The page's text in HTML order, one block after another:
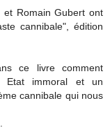
et Romain Gubert ont
cannibale", édition
ce livre comment
Etat immoral et un
cannibale qui nous